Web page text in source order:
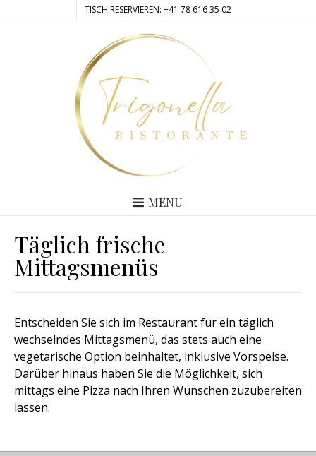
TISCH RESERVIEREN: +41 78 616 35 02
MENU
Täglich frische
Mittagsmenüs
Entscheiden Sie sich im Restaurant für ein täglich
wechselndes Mittagsmenü, das stets auch eine
vegetarische Option beinhaltet, inklusive Vorspeise.
Darüber hinaus haben Sie die Möglichkeit, sich
mittags eine Pizza nach Ihren Wünschen zuzubereiten
lassen.